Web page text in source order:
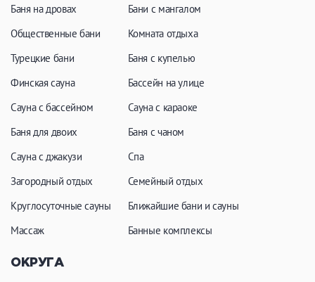
Баня на дровах
Общественные бани
Турецкие бани
Финская сауна
Сауна с бассейном
Баня для двоих
Сауна с джакузи
Загородный отдых
Круглосуточные сауны
Массаж
Бани с мангалом
Комната отдыха
Баня с купелью
Бассейн на улице
Сауна с караоке
Баня с чаном
Спа
Семейный отдых
Ближайшие бани и сауны
Банные комплексы
ОКРУГА